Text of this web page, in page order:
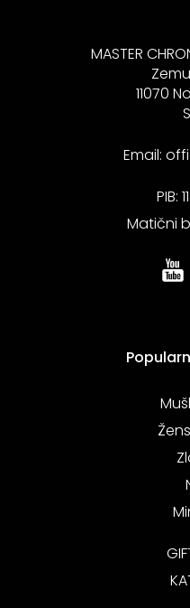
MASTER
11070
Email:
PIB:
Matični